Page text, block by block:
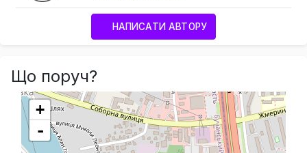
НАПИСАТИ АВТОРУ
Що поруч?
+
-